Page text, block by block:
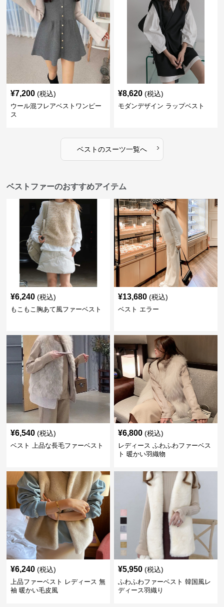
¥7,200 (税込)
ウール混フレアベストワンピー
ス
¥8,620 (税込)
モダンデザイン ラップベスト
ベストのスーツ一覧へ ›
ベストファーのおすすめアイテム
¥6,240 (税込)
もこもこ胸あて風ファーベスト
¥13,680 (税込)
ベスト エラー
¥6,540 (税込)
ベスト 上品な長毛ファーベスト
¥6,800 (税込)
レディース ふわふわファーベス
ト 暖かい羽織物
¥6,240 (税込)
上品ファーベスト レディース 無
袖 暖かい毛皮風
¥5,950 (税込)
ふわふわファーベスト 韓国風レ
ディース羽織り